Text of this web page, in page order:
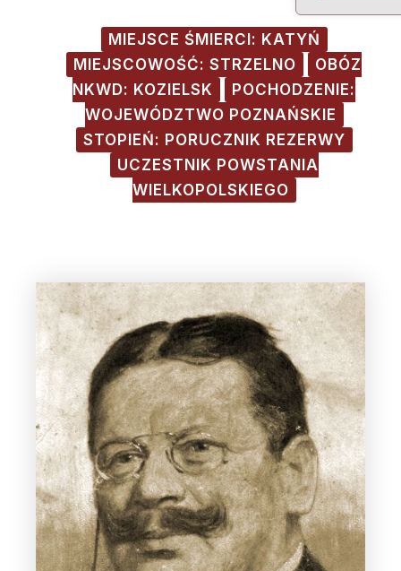
MIEJSCE ŚMIERCI: KATYŃ
MIEJSCOWOŚĆ: STRZELNO
OBÓZ
NKWD: KOZIELSK
POCHODZENIE:
WOJEWÓDZTWO POZNAŃSKIE
STOPIEŃ: PORUCZNIK REZERWY
UCZESTNIK POWSTANIA
WIELKOPOLSKIEGO